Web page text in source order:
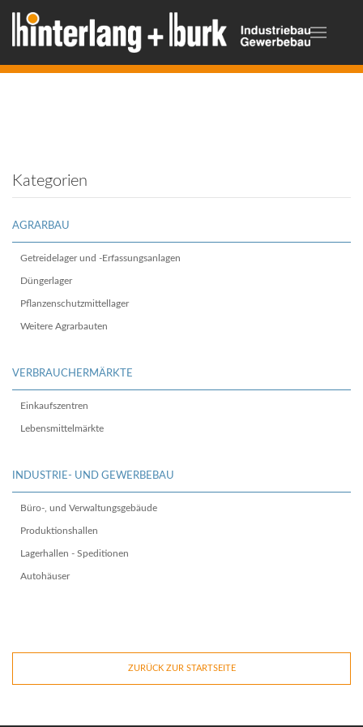
Kategorien
AGRARBAU
Getreidelager und -Erfassungsanlagen
Düngerlager
Pflanzenschutzmittellager
Weitere Agrarbauten
VERBRAUCHERMÄRKTE
Einkaufszentren
Lebensmittelmärkte
INDUSTRIE- UND GEWERBEBAU
Büro-, und Verwaltungsgebäude
Produktionshallen
Lagerhallen - Speditionen
Autohäuser
ZURÜCK ZUR STARTSEITE